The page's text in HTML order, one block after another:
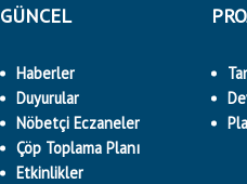
GÜNCEL
Haberler
Duyurular
Nöbetçi Eczaneler
Çöp Toplama Planı
Etkinlikler